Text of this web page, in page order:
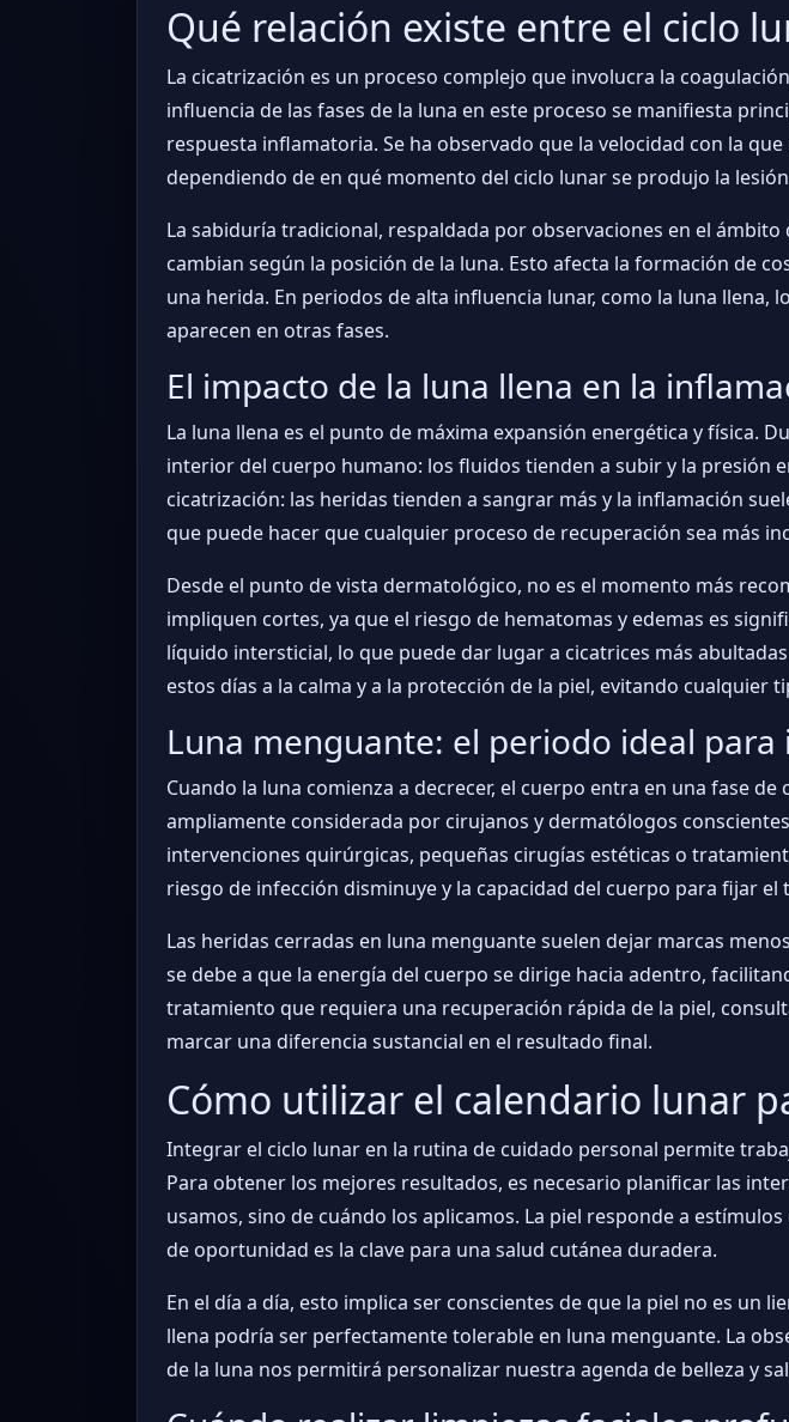
Qué relación existe entre el ciclo
La cicatrización es un proceso complejo que involucra la
influencia de las fases de la luna en este proceso se manifiesta
respuesta inflamatoria. Se ha observado que la velocidad con la
dependiendo de en qué momento del ciclo lunar se produjo la
La sabiduría tradicional, respaldada por observaciones en el
cambian según la posición de la luna. Esto afecta la formación de
una herida. En periodos de alta influencia lunar, como la luna
aparecen en otras fases.
El impacto de la luna llena en la
La luna llena es el punto de máxima expansión energética y física.
interior del cuerpo humano: los fluidos tienden a subir y la presión
cicatrización: las heridas tienden a sangrar más y la inflamación
que puede hacer que cualquier proceso de recuperación sea más
Desde el punto de vista dermatológico, no es el momento más
impliquen cortes, ya que el riesgo de hematomas y edemas es
líquido intersticial, lo que puede dar lugar a cicatrices más
estos días a la calma y a la protección de la piel, evitando cualquier
Luna menguante: el periodo ideal
Cuando la luna comienza a decrecer, el cuerpo entra en una fase
ampliamente considerada por cirujanos y dermatólogos
intervenciones quirúrgicas, pequeñas cirugías estéticas o
riesgo de infección disminuye y la capacidad del cuerpo para fijar el
Las heridas cerradas en luna menguante suelen dejar marcas
se debe a que la energía del cuerpo se dirige hacia adentro,
tratamiento que requiera una recuperación rápida de la piel,
marcar una diferencia sustancial en el resultado final.
Cómo utilizar el calendario lunar
Integrar el ciclo lunar en la rutina de cuidado personal permite
Para obtener los mejores resultados, es necesario planificar las
usamos, sino de cuándo los aplicamos. La piel responde a
de oportunidad es la clave para una salud cutánea duradera.
En el día a día, esto implica ser conscientes de que la piel no es
llena podría ser perfectamente tolerable en luna menguante. La
de la luna nos permitirá personalizar nuestra agenda de belleza y